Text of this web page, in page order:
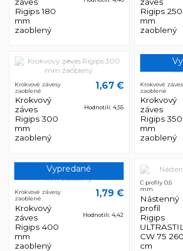
Rigips 180
mm
zaoblený
Rigips 250
mm
zaoblený
Krokvové závesy
zaoblené
Krokvový
záves
Rigips 300
mm
zaoblený
1,67 €
Hodnotili: 4,55
Krokvové
zaoblené
Krokvový
záves
Rigips 350
mm
zaoblený
Vypredané
Krokvové závesy
zaoblené
Krokvový
záves
Rigips 400
mm
zaoblený
1,79 €
Hodnotili: 4,42
C profily 0,6
mm
Nástenný
profil
Rigips
ULTRASTIL
CW 75 260
cm